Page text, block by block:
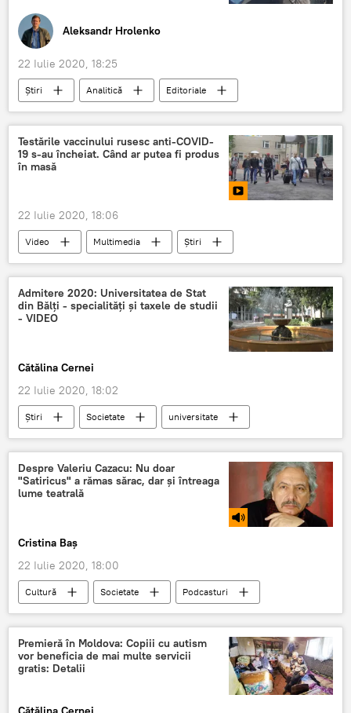
Aleksandr Hrolenko
22 Iulie 2020, 18:25
Știri Analitică
Editoriale
Opinie
Sea Breeze
2020
NATO
Testările vaccinului rusesc anti-COVID-
19 s-au încheiat. Când ar putea fi produs
în masă
22 Iulie 2020, 18:06
Video Multimedia
Știri
Sănătate
Societate
Medicină
Rusia
COVID-19
Rusia
vaccin
Coronavirus
Admitere 2020: Universitatea de Stat
din Bălţi - specialități și taxele de studii
- VIDEO
Cătălina Cernei
22 Iulie 2020, 18:02
Știri Societate
universitate
studenți
Educație
ADMITEREA 2020: CE UNIVERSITATE ALEGI
Despre Valeriu Cazacu: Nu doar
"Satiricus" a rămas sărac, dar și întreaga
lume teatrală
Cristina Baș
22 Iulie 2020, 18:00
Cultură Societate
Podcasturi
Podcasturi
actor
teatru
doliu
Premieră în Moldova: Copiii cu autism
vor beneficia de mai multe servicii
gratis: Detalii